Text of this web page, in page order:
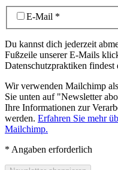
E-Mail *
Du kannst dich jederzeit
Fußzeile unserer E-Mails
Datenschutzpraktiken findest
Wir verwenden Mailchimp
Sie unten auf "Newsletter
Ihre Informationen zur
werden. Erfahren Sie mehr
Mailchimp.
* Angaben erforderlich